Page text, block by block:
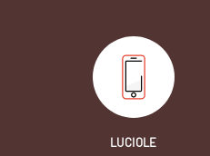
LUCIOLE